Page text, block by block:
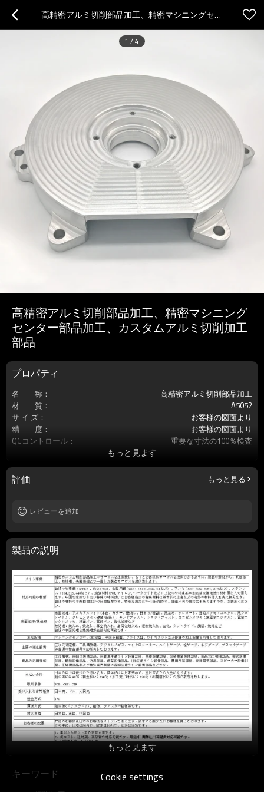
高精密アルミ切削部品加工、精密マシニングセンター部品加工、カスタムアルミ切削加工部品
1 /4
高精密アルミ切削部品加工、精密マシニング
センター部品加工、カスタムアルミ切削加工
部品
プロパティ
名 称：
高精密アルミ切削部品加工
材 質：
A5052
サ イ ズ：
お客様の図面より
精 度：
お客様の図面より
QCコントロール：
重要な寸法の100％検査
加工工程：
MC加工
処理：
無
もっと見ます
評価 もっと見る
レビューを追加
製品の説明
もっと見ます
キーワード
Cookie settings